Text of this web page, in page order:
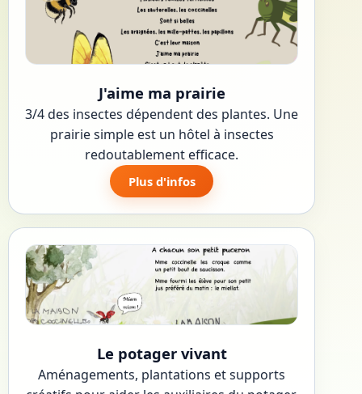
J'aime ma prairie
3/4 des insectes dépendent des plantes. Une
prairie simple est un hôtel à insectes
redoutablement efficace.
Plus d'infos
Le potager vivant
Aménagements, plantations et supports